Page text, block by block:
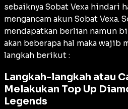
sebaiknya Sobat Vexa hindari
mengancam akun Sobat Vexa.
mendapatkan berlian namun
akan beberapa hal maka wajib
langkah berikut :
Langkah-langkah atau
Melakukan Top Up
Legends